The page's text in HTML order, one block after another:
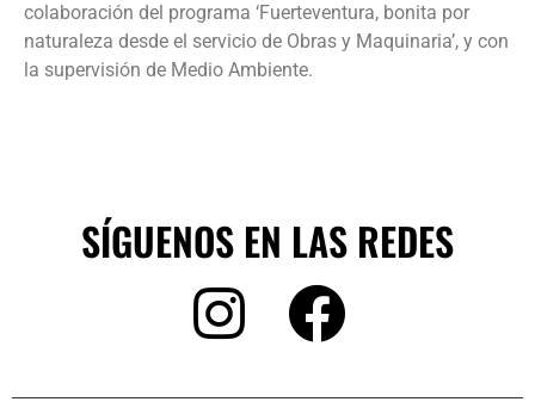
colaboración del programa ‘Fuerteventura, bonita por
naturaleza desde el servicio de Obras y Maquinaria’, y con
la supervisión de Medio Ambiente.
SÍGUENOS EN LAS REDES